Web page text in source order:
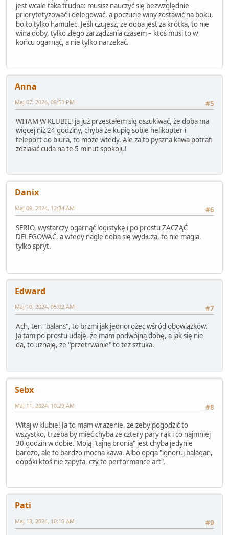
jest wcale taka trudna: musisz nauczyć się bezwzględnie
priorytetyzować i delegować, a poczucie winy zostawić na boku,
bo to tylko hamulec. Jeśli czujesz, że doba jest za krótka, to nie
wina doby, tylko złego zarządzania czasem – ktoś musi to w
końcu ogarnąć, a nie tylko narzekać.
Anna
#5
Maj 07, 2024, 08:53 PM
WITAM W KLUBIE! ja już przestałem się oszukiwać, że doba ma
więcej niż 24 godziny, chyba że kupię sobie helikopter i
teleport do biura, to może wtedy. Ale za to pyszna kawa potrafi
zdziałać cuda na te 5 minut spokoju!
Danix
#6
Maj 09, 2024, 12:34 AM
SERIO, wystarczy ogarnąć logistykę i po prostu ZACZĄĆ
DELEGOWAĆ, a wtedy nagle doba się wydłuża, to nie magia,
tylko spryt.
Edward
#7
Maj 10, 2024, 05:02 AM
Ach, ten "balans", to brzmi jak jednorożec wśród obowiązków.
Ja tam po prostu udaję, że mam podwójną dobę, a jak się nie
da, to uznaję, że "przetrwanie" to też sztuka.
Sebx
#8
Maj 11, 2024, 10:29 AM
Witaj w klubie! Ja to mam wrażenie, że żeby pogodzić to
wszystko, trzeba by mieć chyba ze cztery pary rąk i co najmniej
30 godzin w dobie. Moją "tajną bronią" jest chyba jedynie
bardzo, ale to bardzo mocna kawa. Albo opcja "ignoruj bałagan,
dopóki ktoś nie zapyta, czy to performance art".
Pati
#9
Maj 13, 2024, 10:10 AM